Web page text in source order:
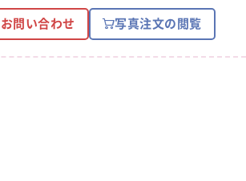
お問い合わせ 写真注文の閲覧